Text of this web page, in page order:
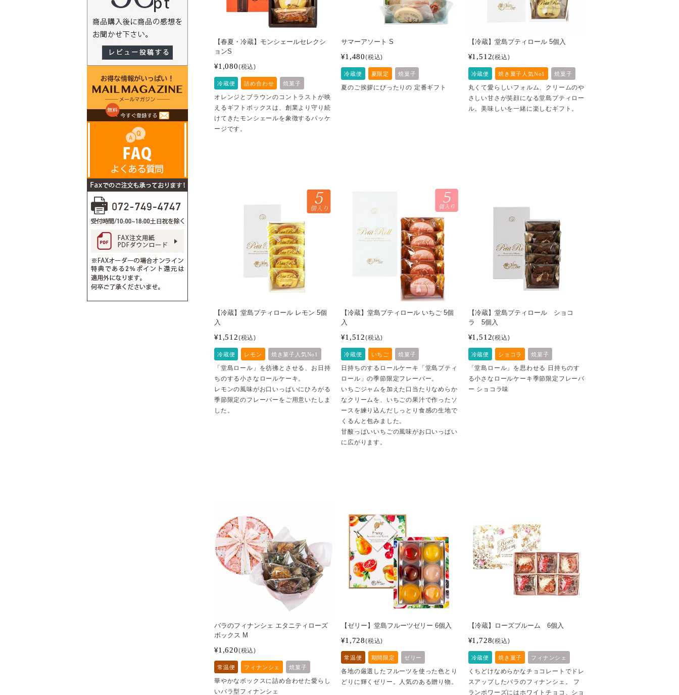
【春夏・冷蔵】モンシェールセレクシ
ョンS
¥1,080 税込
冷蔵便 詰め合わせ 焼菓子
オレンジとブラウンのコントラストが映
えるギフトボックスは、創業より守り続
けてきたモンシェールを象徴するパッケ
ージです。
サマーアソート S
¥1,480 税込
冷蔵便 夏限定 焼菓子
夏のご挨拶にぴったりの 定番ギフト
【冷蔵】堂島プティロール 5個入
¥1,512 税込
冷蔵便 焼き菓子人気No1 焼菓子
丸くて愛らしいフォルム、クリームのや
さしい甘さが笑顔になる堂島プティロー
ル。美味しいを一緒に楽しむギフト。
【冷蔵】堂島プティロール レモン 5個
入
¥1,512 税込
冷蔵便 レモン 焼き菓子人気No1
「堂島ロール」を彷彿とさせる、お日持
ちのする小さなロールケーキ。
レモンの風味がお口いっぱいにひろがる
季節限定のフレーバーをご用意いたしま
した。
【冷蔵】堂島プティロール いちご 5個
入
¥1,512 税込
冷蔵便 いちご 焼菓子
日持ちのするロールケーキ「堂島プティ
ロール」の季節限定フレーバー。
いちごジャムを加えた口当たりなめらか
なクリームを、いちごの果汁で作ったソ
ースを練り込んだしっとり食感の生地で
くるんと包みました。
甘酸っぱいいちごの風味がお口いっぱい
に広がります。
【冷蔵】堂島プティロール ショコ
ラ 5個入
¥1,512 税込
冷蔵便 ショコラ 焼菓子
「堂島ロール」を思わせる 日持ちのす
る小さなロールケーキ季節限定フレーバ
ー ショコラ味
バラのフィナンシェ エタニティローズ
ボックス M
¥1,620 税込
常温便 フィナンシェ 焼菓子
華やかなボックスに詰め合わせた愛らし
いバラ型フィナンシェ
【ゼリー】堂島フルーツゼリー 6個入
¥1,728 税込
常温便 期間限定 ゼリー
各地の厳選したフルーツを使った色とり
どりに輝くゼリー。人気のある贈り物。
【冷蔵】ローズブルーム 6個入
¥1,728 税込
冷蔵便 焼き菓子 フィナンシェ
くちどけなめらかなチョコレートでドレ
スアップしたバラのフィナンシェ。 フ
ランボワーズにはホワイトチョコ、ショ